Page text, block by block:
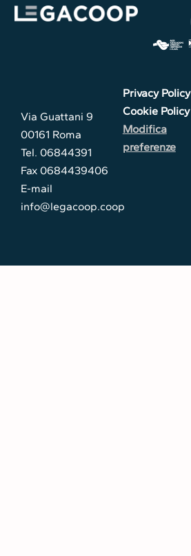
Via Guattani 9
00161 Roma
Tel. 06844391
Fax 0684439406
E-mail
info@legacoop.coop
Privacy Policy
Cookie Policy
Modifica
preferenze